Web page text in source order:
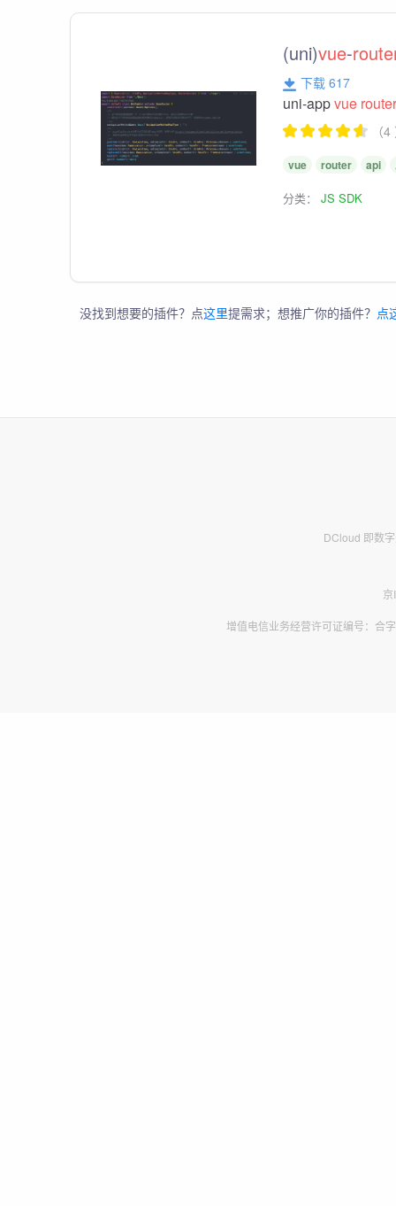
(uni)vue-
下载 617
uni-appvue
（
vue router api
分类：JS SDK
没找到想要的插件？点这里提需求；想推广你的插件？ 点
DCloud 即数
增值电信业务经营许可证编号：合